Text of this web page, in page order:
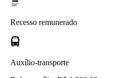
Recesso remunerado
Auxílio-transporte